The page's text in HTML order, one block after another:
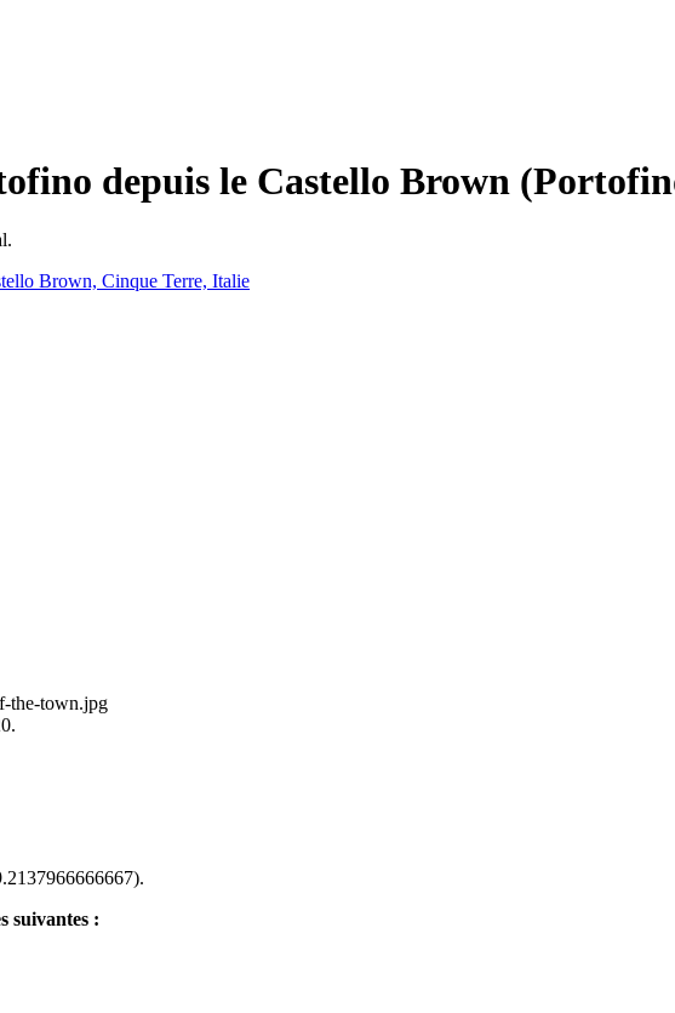
depuis le Castello Brown
the-town.jpg
suivantes :